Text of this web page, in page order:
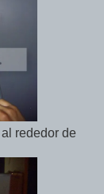
rededor de